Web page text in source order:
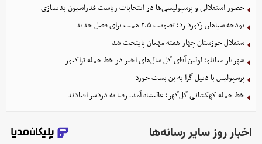
حضور استقلالی و پرسپولیسی‌ها در انتخابات ریاست فدراسیون بدنسازی
بودجه سپاهان رکورد زد؛ تصویب ۲.۵ همت برای فصل جدید
ستقلال خوزستان چهار هفته مهمان پایتخت شد
شهریار مغانلو؛ اولین آقای گل سال‌های اخیر در خط حمله تراکتور
پرسپولیس با دنیل گرا به بن بست خورد
خط حمله کهکشانی گل‌گهر؛ عالیشاه آمد، رقبا به دردسر افتادند